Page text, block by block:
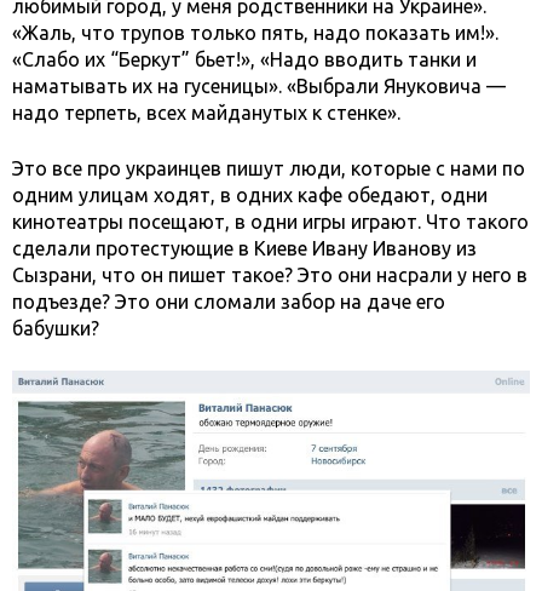
любимый город, у меня родственники на Украине».
«Жаль, что трупов только пять, надо показать им!».
«Слабо их “Беркут” бьет!», «Надо вводить танки и
наматывать их на гусеницы». «Выбрали Януковича —
надо терпеть, всех майданутых к стенке».
Это все про украинцев пишут люди, которые с нами по
одним улицам ходят, в одних кафе обедают, одни
кинотеатры посещают, в одни игры играют. Что такого
сделали протестующие в Киеве Ивану Иванову из
Сызрани, что он пишет такое? Это они насрали у него в
подъезде? Это они сломали забор на даче его
бабушки?